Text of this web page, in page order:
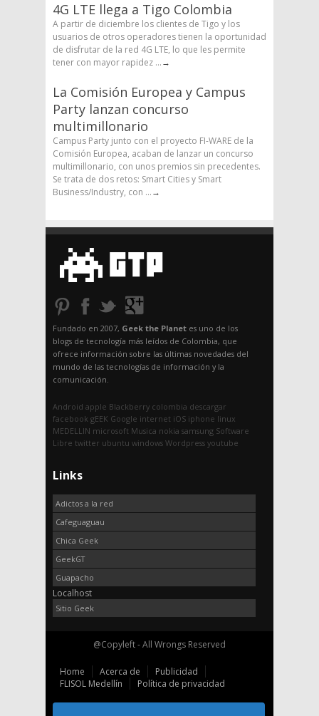
4G LTE llega a Tigo Colombia
A partir de diciembre los clientes de Tigo y los
usuarios de otros operadores tienen la oportunidad
de disfrutar de la red 4G LTE, lo que les permite
tener con mayor rapidez ...→
La Comisión Europea y Campus
Party lanzan concurso
multimillonario
Campus Party junto con el proyecto FI-WARE de la
Comisión Europea, acaban de lanzar un concurso
multimillonario, con unos premios sin precedentes.
Se trata de dos retos: Smart Cities y Smart
Business/Industry, con ...→
Fundado en 2007, Geek the Planet es uno de los
blogs de tecnología más leídos de Colombia, que
ofrece información sobre las últimas novedades del
mundo de las tecnologías de información y la
comunicación.
Android apple Blackberry colombia descargar
facebook gEEK Google internet iOS iphone linux
MEDELLIN microsoft Musica nokia samsung Software
Libre twitter ubuntu windows Wordpress youtube
Links
Adictos a la red
Cafeguaguau
Chica Geek
GeekGT
Guapacho
Localhost
Sitio Geek
@Copyleft - All Wrongs Reserved
Home Acerca de
Publicidad
FLISOL Medellín
Política de privacidad